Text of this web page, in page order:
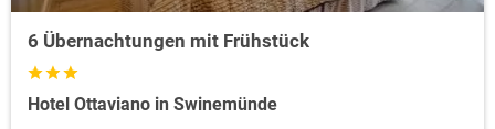
6 Übernachtungen mit Frühstück
Hotel Ottaviano in Swinemünde